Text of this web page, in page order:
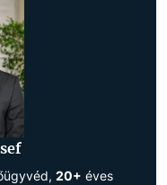
20+ éves